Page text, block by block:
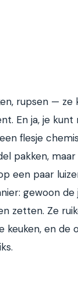
rupsen — ze
En ja, je kunt
flesje
pakken,
een paar
gewoon de
zetten. Ze
keuken, en de